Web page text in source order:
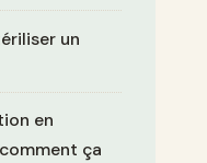
un
en
ça